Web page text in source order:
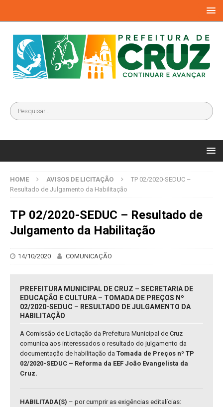
HOME AVISOS DE LICITAÇÃO
TP 02/2020-SEDUC –
Resultado de Julgamento da Habilitação
TP 02/2020-SEDUC – Resultado de
Julgamento da Habilitação
14/10/2020 COMUNICAÇÃO
PREFEITURA MUNICIPAL DE CRUZ – SECRETARIA DE
EDUCAÇÃO E CULTURA – TOMADA DE PREÇOS Nº
02/2020-SEDUC – RESULTADO DE JULGAMENTO DA
HABILITAÇÃO
A Comissão de Licitação da Prefeitura Municipal de Cruz
comunica aos interessados o resultado do julgamento da
documentação de habilitação da Tomada de Preços nº TP
02/2020-SEDUC – Reforma da EEF João Evangelista da
Cruz.
HABILITADA(S) – por cumprir as exigências editalícias: